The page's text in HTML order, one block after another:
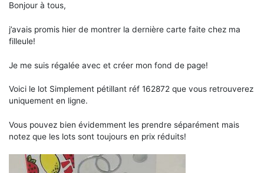
Bonjour à tous,
j’avais promis hier de montrer la dernière carte faite chez ma
filleule!
Je me suis régalée avec et créer mon fond de page!
Voici le lot Simplement pétillant réf 162872 que vous retrouverez
uniquement en ligne.
Vous pouvez bien évidemment les prendre séparément mais
notez que les lots sont toujours en prix réduits!